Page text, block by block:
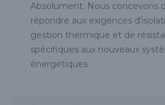
Absolument. Nous concevons
répondre aux exigences
gestion thermique et de
spécifiques aux nouveaux
énergétiques.